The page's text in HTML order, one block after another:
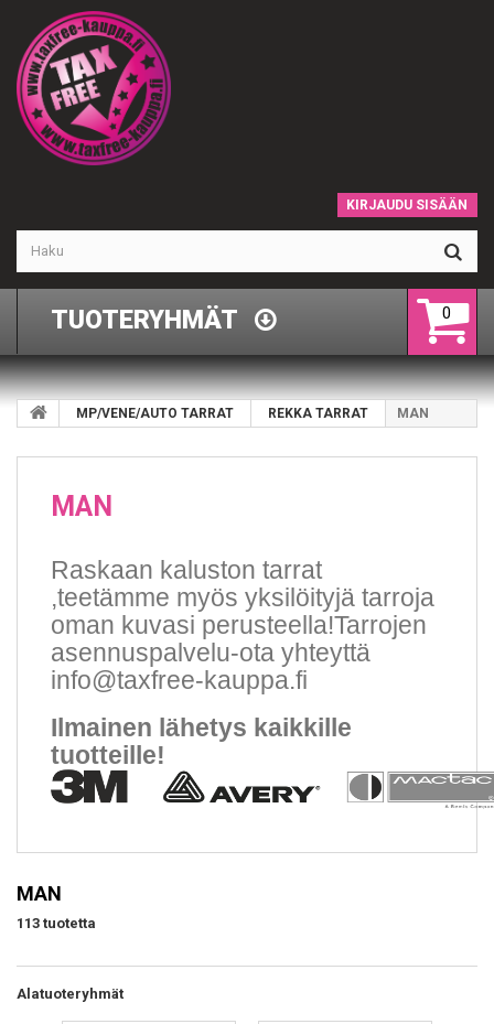
KIRJAUDU SISÄÄN
0
TUOTERYHMÄT
MP/VENE/AUTO TARRAT REKKA TARRAT MAN
MAN
Raskaan kaluston tarrat
,teetämme myös yksilöityjä tarroja
oman kuvasi perusteella!Tarrojen
asennuspalvelu-ota yhteyttä
info@taxfree-kauppa.fi
Ilmainen lähetys kaikkille
tuotteille!
MAN
113 tuotetta
Alatuoteryhmät